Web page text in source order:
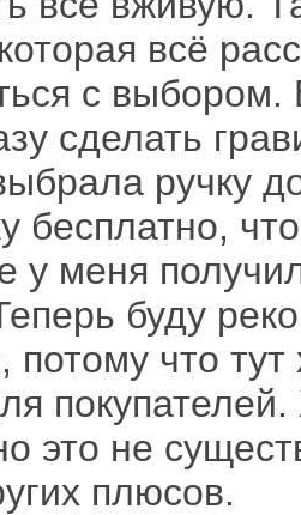
всё
с выбором.
сделать
ручку
бесплатно,
у меня
буду
потому что
это не
плюсов.